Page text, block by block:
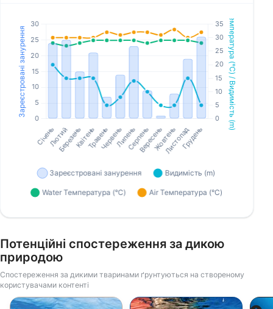
Потенційні спостереження за дикою
природою
Спостереження за дикими тваринами ґрунтуються на створеному
користувачами контенті